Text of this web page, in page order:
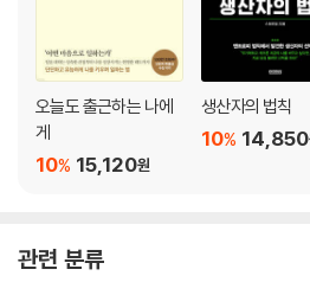
-왜 마음먹은 대로 실천하지 못할까?
사람을 사람답게 하는 마음
-너를 보며 배운다
3장 진리에 대하여
-시간을 내서라도 해야 하는 것들
오늘도 출근하는 나에
게
15,120원
10%
생산자의 법칙
14,850
10%
관련 분류